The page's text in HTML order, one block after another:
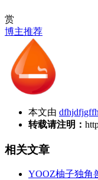
赏
博主推荐
本文由
转载请注明：
相关文章
YOOZ柚子独角